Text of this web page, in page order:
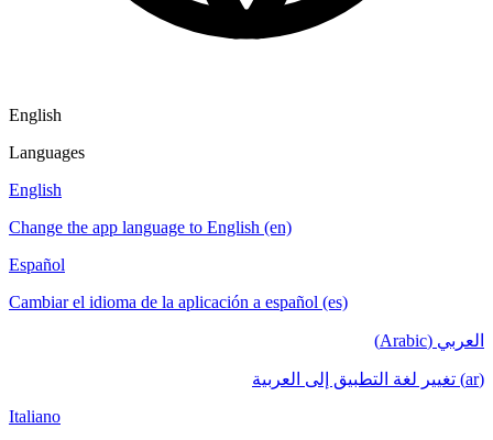
English
Languages
English
Change the app language to English (en)
Español
Cambiar el idioma de la aplicación a español (es)
العربي (Arabic)
(ar) تغيير لغة التطبيق إلى العربية
Italiano